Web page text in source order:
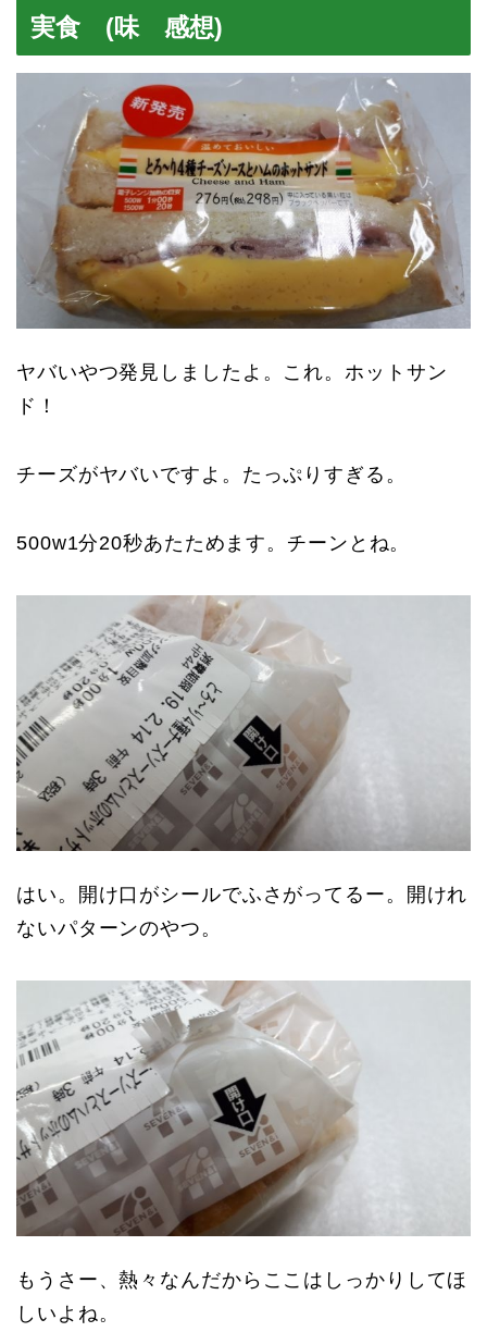
実食 (味 感想)
ヤバいやつ発見しましたよ。これ。ホットサン
ド！
チーズがヤバいですよ。たっぷりすぎる。
500w1分20秒あたためます。チーンとね。
はい。開け口がシールでふさがってるー。開けれ
ないパターンのやつ。
もうさー、熱々なんだからここはしっかりしてほ
しいよね。